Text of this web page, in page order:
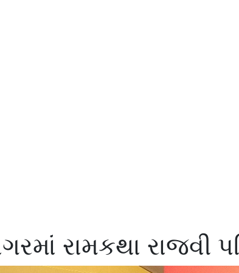
રામકથા રાજવી